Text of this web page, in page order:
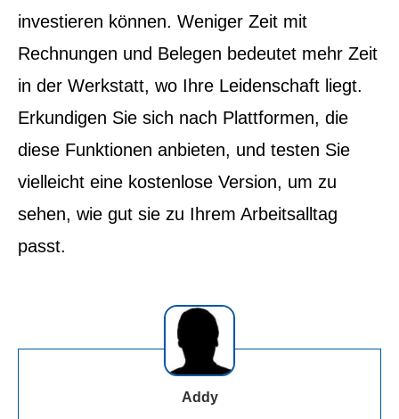
investieren können. Weniger Zeit mit
Rechnungen und Belegen bedeutet mehr Zeit
in der Werkstatt, wo Ihre Leidenschaft liegt.
Erkundigen Sie sich nach Plattformen, die
diese Funktionen anbieten, und testen Sie
vielleicht eine kostenlose Version, um zu
sehen, wie gut sie zu Ihrem Arbeitsalltag
passt.
Addy